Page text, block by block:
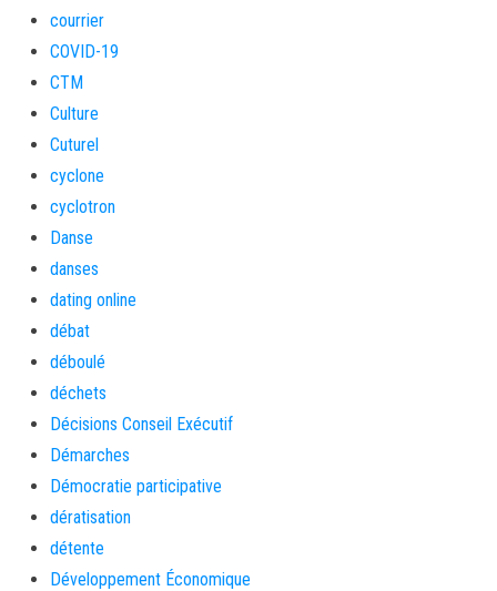
courrier
COVID-19
CTM
Culture
Cuturel
cyclone
cyclotron
Danse
danses
dating online
débat
déboulé
déchets
Décisions Conseil Exécutif
Démarches
Démocratie participative
dératisation
détente
Développement Économique